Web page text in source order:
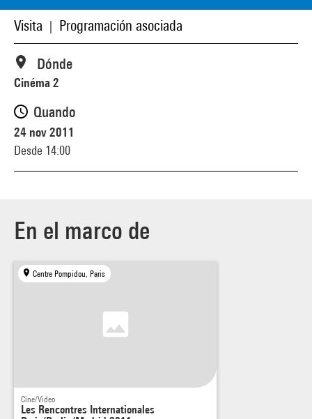
Visita Programación asociada
Dónde
Cinéma 2
Quando
24 nov 2011
Desde 14:00
En el marco de
Centre Pompidou, Paris
Cine/Video
Les Rencontres Internationales